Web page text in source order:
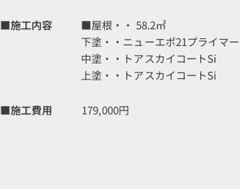
■施工内容
■屋根・・ 58.2㎡
下塗・・ニューエポ21プライマー
中塗・・トアスカイコートSi
上塗・・トアスカイコートSi
■施工費用 179,000円